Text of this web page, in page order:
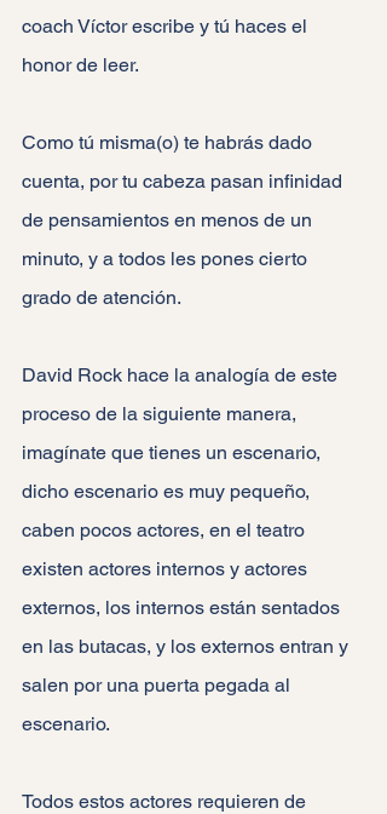
coach Víctor escribe y tú haces el
honor de leer.
Como tú misma(o) te habrás dado
cuenta, por tu cabeza pasan infinidad
de pensamientos en menos de un
minuto, y a todos les pones cierto
grado de atención.
David Rock hace la analogía de este
proceso de la siguiente manera,
imagínate que tienes un escenario,
dicho escenario es muy pequeño,
caben pocos actores, en el teatro
existen actores internos y actores
externos, los internos están sentados
en las butacas, y los externos entran y
salen por una puerta pegada al
escenario.
Todos estos actores requieren de